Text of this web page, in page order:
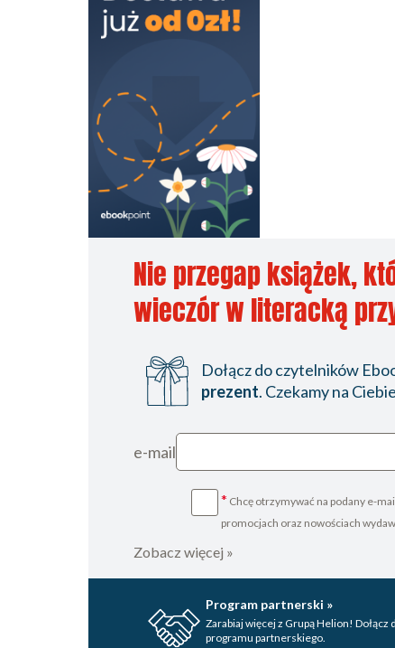
Nie przegap książek,
wieczór w literacką
Dołącz do czytelników
prezent. Czekamy na
e-mail
* Chcę otrzymywać na podany e-
promocjach oraz nowościach
Zobacz więcej »
Program partnerski »
Zarabiaj więcej z Grupą Helion! Dołącz
programu partnerskiego.